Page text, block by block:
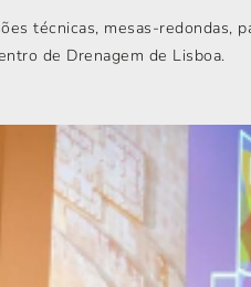
técnicas, mesas-redondas,
de Drenagem de Lisboa.